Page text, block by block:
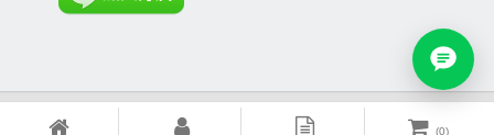
Powered By
(0)